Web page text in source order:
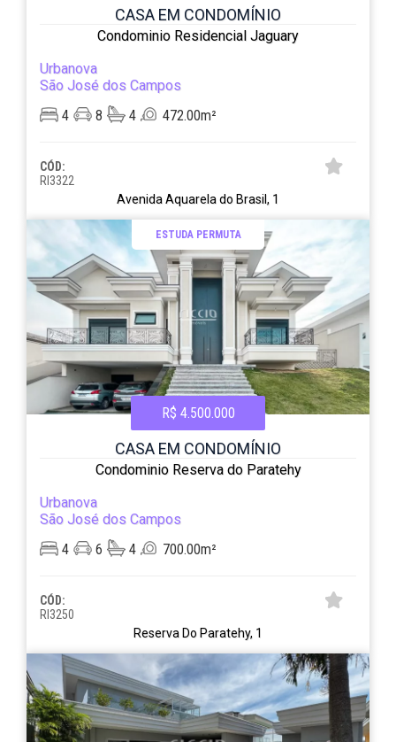
CASA EM CONDOMÍNIO
Condominio Residencial Jaguary
Urbanova
São José dos Campos
4
8 4 472.00m²
CÓD:
RI3322
Avenida Aquarela do Brasil, 1
ESTUDA PERMUTA
R$ 4.500.000
CASA EM CONDOMÍNIO
Condominio Reserva do Paratehy
Urbanova
São José dos Campos
4
6 4 700.00m²
CÓD:
RI3250
Reserva Do Paratehy, 1